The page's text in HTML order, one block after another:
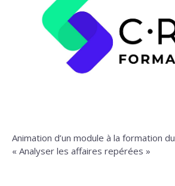
Animation d’un module à la formation du
« Analyser les affaires repérées »